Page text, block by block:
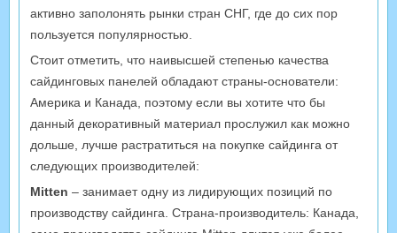
активно заполонять рынки стран СНГ, где до сих пор
пользуется популярностью.
Стоит отметить, что наивысшей степенью качества
сайдинговых панелей обладают страны-основатели:
Америка и Канада, поэтому если вы хотите что бы
данный декоративный материал прослужил как можно
дольше, лучше растратиться на покупке сайдинга от
следующих производителей:
Mitten – занимает одну из лидирующих позиций по
производству сайдинга. Страна-производитель: Канада,